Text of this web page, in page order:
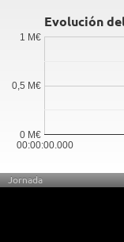
Evolución
00:00:00.000
0 M€
0,5 M€
1 M€
Jornada